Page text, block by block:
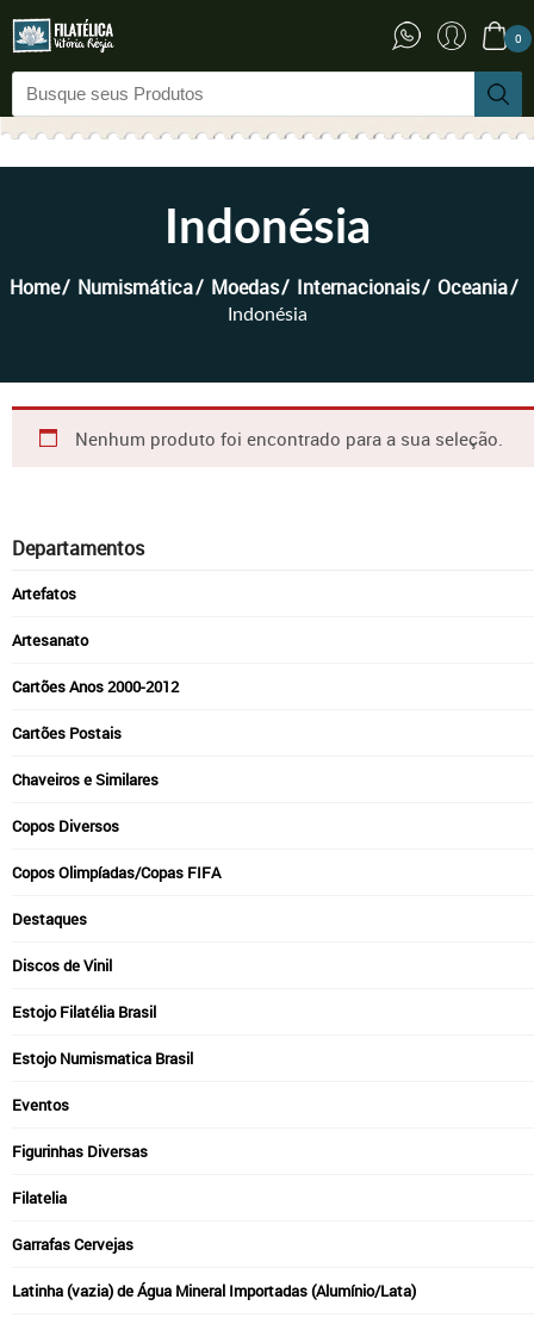
0
Indonésia
Home Numismática Moedas Internacionais Oceania
Indonésia
Nenhum produto foi encontrado para a sua seleção.
Departamentos
Artefatos
Artesanato
Cartões Anos 2000-2012
Cartões Postais
Chaveiros e Similares
Copos Diversos
Copos Olimpíadas/Copas FIFA
Destaques
Discos de Vinil
Estojo Filatélia Brasil
Estojo Numismatica Brasil
Eventos
Figurinhas Diversas
Filatelia
Garrafas Cervejas
Latinha (vazia) de Água Mineral Importadas (Alumínio/Lata)